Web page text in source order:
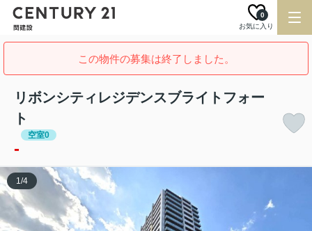
お気に入り
0
この物件の募集は終了しました。
リボンシティレジデンスブライトフォー
ト
空室0
-
1/4